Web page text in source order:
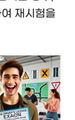
재시험을